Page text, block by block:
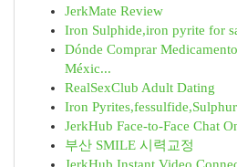
JerkMate Review
Iron Sulphide,iron pyrite for
Dónde Comprar
Méxic...
RealSexClub Adult Dating
Iron
JerkHub Face-to-Face Chat
부산 SMILE 시력교정